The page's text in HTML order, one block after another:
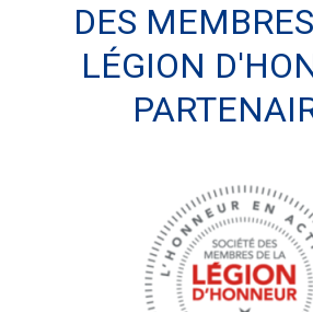
DES
LÉGION